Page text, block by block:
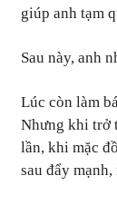
giúp anh tạm
Sau này, anh
Lúc còn làm
Nhưng khi trở
lần, khi mặc
sau đẩy